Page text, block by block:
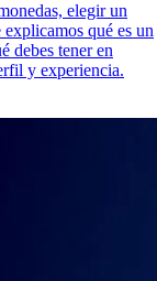
elegir un
qué es un
debes tener en
y experiencia.